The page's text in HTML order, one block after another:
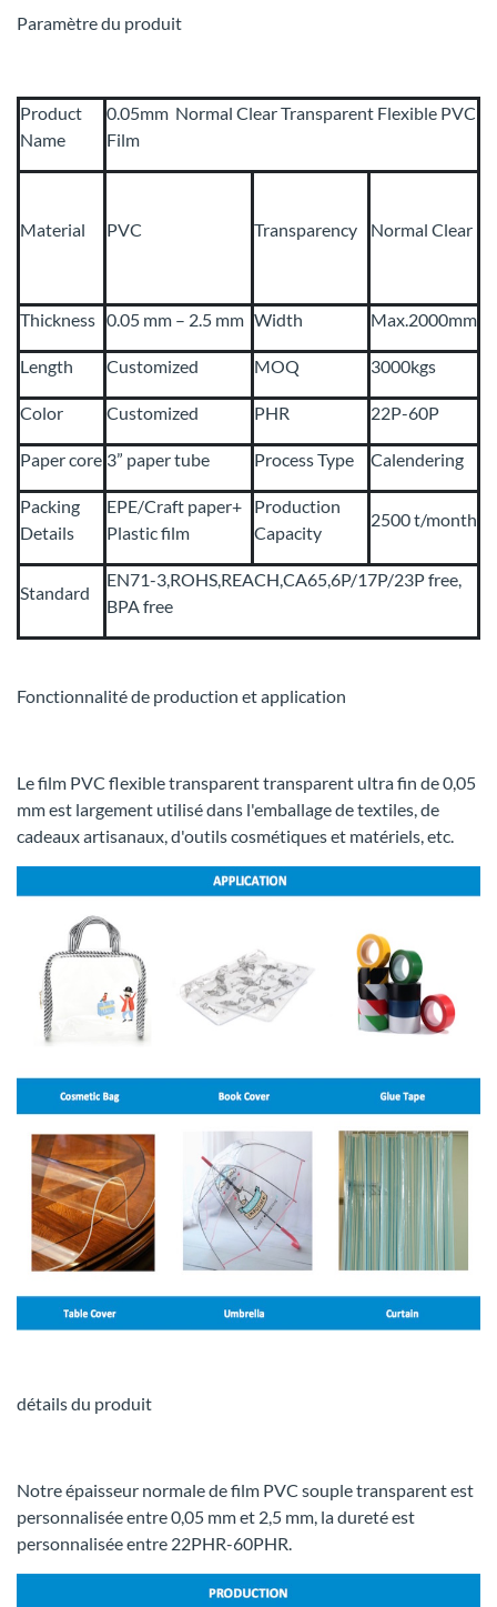
Paramètre du produit
Product
Name
0.05mm Normal Clear Transparent Flexible PVC
Film
Material PVC Transparency Normal Clear
Thickness 0.05 mm – 2.5 mm Width Max.2000mm
Length Customized MOQ 3000kgs
Color Customized PHR 22P-60P
Paper core 3” paper tube Process Type Calendering
Packing
Details
EPE/Craft paper+
Plastic film
Production
Capacity
2500 t/month
Standard
EN71-3,ROHS,REACH,CA65,6P/17P/23P free,
BPA free
Fonctionnalité de production et application
Le film PVC flexible transparent transparent ultra fin de 0,05
mm est largement utilisé dans l'emballage de textiles, de
cadeaux artisanaux, d'outils cosmétiques et matériels, etc.
détails du produit
Notre épaisseur normale de film PVC souple transparent est
personnalisée entre 0,05 mm et 2,5 mm, la dureté est
personnalisée entre 22PHR-60PHR.